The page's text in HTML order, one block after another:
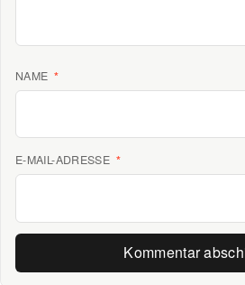
NAME *
E-MAIL-ADRESSE *